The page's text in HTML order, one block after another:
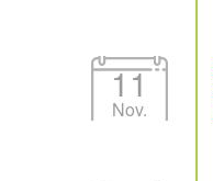
11
Nov.